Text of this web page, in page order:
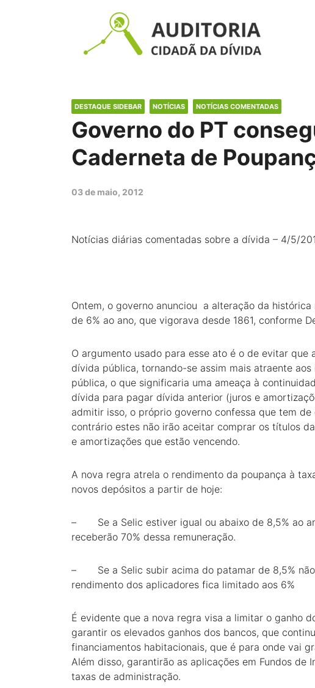
DESTAQUE SIDEBAR NOTÍCIAS NOTÍCIAS COMENTADAS
Governo do PT
Caderneta de
03 de maio, 2012
Notícias diárias comentadas sobre a dívida – 4/5/
Ontem, o governo anunciou a alteração da
de 6% ao ano, que vigorava desde 1861, conforme
O argumento usado para esse ato é o de evitar que
dívida pública, tornando-se assim mais atraente
pública, o que significaria uma ameaça à
dívida para pagar dívida anterior (juros e
admitir isso, o próprio governo confessa que tem
contrário estes não irão aceitar comprar os títulos
e amortizações que estão vencendo.
A nova regra atrela o rendimento da poupança à
novos depósitos a partir de hoje:
– Se a Selic estiver igual ou abaixo de 8,5% ao
receberão 70% dessa remuneração.
– Se a Selic subir acima do patamar de 8,5% não
rendimento dos aplicadores fica limitado aos 6%
É evidente que a nova regra visa a limitar o ganho
garantir os elevados ganhos dos bancos, que
financiamentos habitacionais, que é para onde vai
Além disso, garantirão as aplicações em Fundos de
taxas de administração.